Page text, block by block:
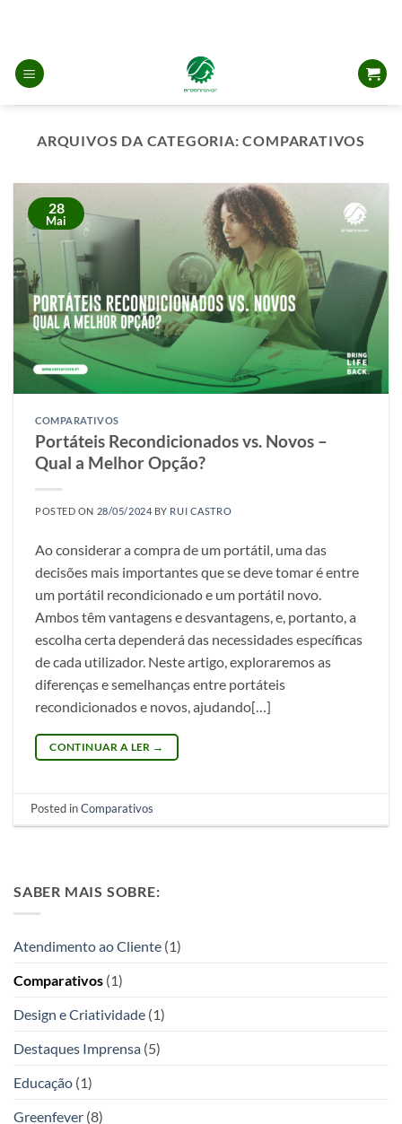
content
ARQUIVOS DA CATEGORIA:COMPARATIVOS
28
Mai
COMPARATIVOS
Portáteis Recondicionados vs. Novos –
Qual a Melhor Opção?
POSTED ON 28/05/2024 BY RUI CASTRO
Ao considerar a compra de um portátil, uma das
decisões mais importantes que se deve tomar é entre
um portátil recondicionado e um portátil novo.
Ambos têm vantagens e desvantagens, e, portanto, a
escolha certa dependerá das necessidades específicas
de cada utilizador. Neste artigo, exploraremos as
diferenças e semelhanças entre portáteis
recondicionados e novos, ajudando[…]
CONTINUAR A LER →
Posted inComparativos
SABER MAIS SOBRE:
Atendimento ao Cliente (1)
Comparativos (1)
Design e Criatividade (1)
Destaques Imprensa (5)
Educação (1)
Greenfever (8)